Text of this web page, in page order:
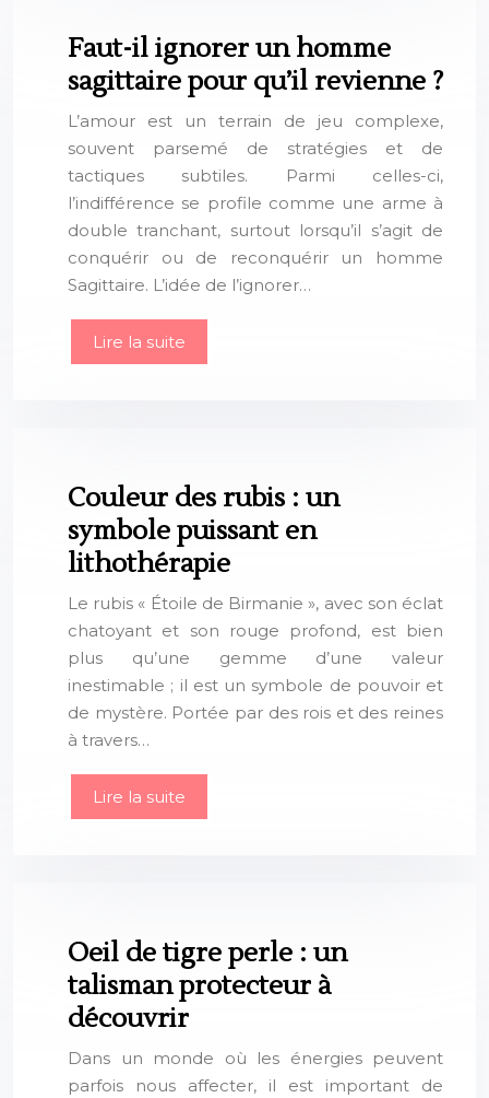
Faut-il ignorer un homme
sagittaire pour qu’il revienne ?
L’amour est un terrain de jeu complexe,
souvent parsemé de stratégies et de
tactiques subtiles. Parmi celles-ci,
l’indifférence se profile comme une arme à
double tranchant, surtout lorsqu’il s’agit de
conquérir ou de reconquérir un homme
Sagittaire. L’idée de l’ignorer…
Lire la suite
Couleur des rubis : un
symbole puissant en
lithothérapie
Le rubis « Étoile de Birmanie », avec son éclat
chatoyant et son rouge profond, est bien
plus qu’une gemme d’une valeur
inestimable ; il est un symbole de pouvoir et
de mystère. Portée par des rois et des reines
à travers…
Lire la suite
Oeil de tigre perle : un
talisman protecteur à
découvrir
Dans un monde où les énergies peuvent
parfois nous affecter, il est important de